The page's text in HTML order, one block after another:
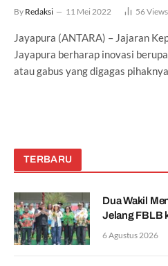
By Redaksi 11 Mei 2022 56Views
Jayapura (ANTARA) – Jajaran
Jayapura berharap inovasi
atau gabus yang digagas
TERBARU
Dua Wakil
Jelang FBLB
6 Agustus 2026